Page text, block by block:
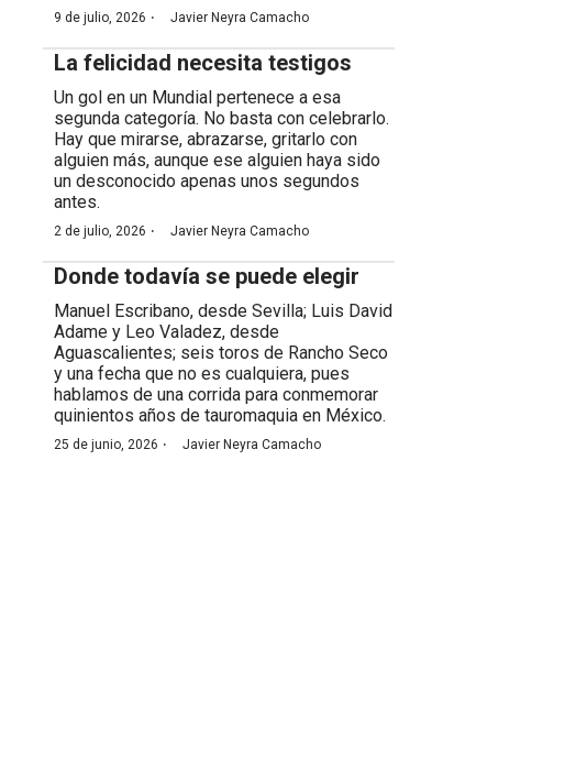
9 de julio, 2026 · Javier Neyra Camacho
La felicidad necesita testigos
Un gol en un Mundial pertenece a esa
segunda categoría. No basta con celebrarlo.
Hay que mirarse, abrazarse, gritarlo con
alguien más, aunque ese alguien haya sido
un desconocido apenas unos segundos
antes.
2 de julio, 2026 · Javier Neyra Camacho
Donde todavía se puede elegir
Manuel Escribano, desde Sevilla; Luis David
Adame y Leo Valadez, desde
Aguascalientes; seis toros de Rancho Seco
y una fecha que no es cualquiera, pues
hablamos de una corrida para conmemorar
quinientos años de tauromaquia en México.
25 de junio, 2026 · Javier Neyra Camacho